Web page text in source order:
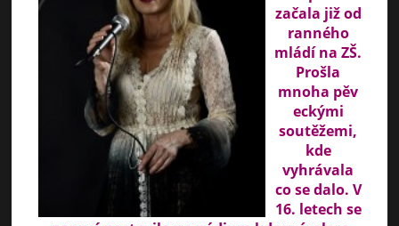
začala již od
ranného
mládí na ZŠ.
Prošla
mnoha pěv
eckými
soutěžemi,
kde
vyhrávala
co se dalo. V
16. letech se